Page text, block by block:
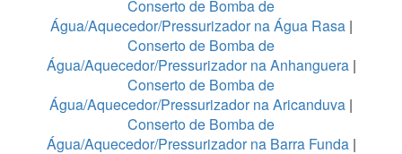
Conserto de Bomba de
Água/Aquecedor/Pressurizador na Água Rasa |
Conserto de Bomba de
Água/Aquecedor/Pressurizador na Anhanguera|
Conserto de Bomba de
Água/Aquecedor/Pressurizador na Aricanduva |
Conserto de Bomba de
Água/Aquecedor/Pressurizador na Barra Funda |